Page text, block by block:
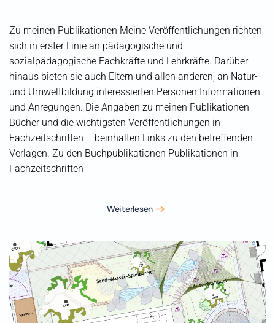
Zu meinen Publikationen Meine Veröffentlichungen richten
sich in erster Linie an pädagogische und
sozialpädagogische Fachkräfte und Lehrkräfte. Darüber
hinaus bieten sie auch Eltern und allen anderen, an Natur-
und Umweltbildung interessierten Personen Informationen
und Anregungen. Die Angaben zu meinen Publikationen –
Bücher und die wichtigsten Veröffentlichungen in
Fachzeitschriften – beinhalten Links zu den betreffenden
Verlagen. Zu den Buchpublikationen Publikationen in
Fachzeitschriften
Weiterlesen